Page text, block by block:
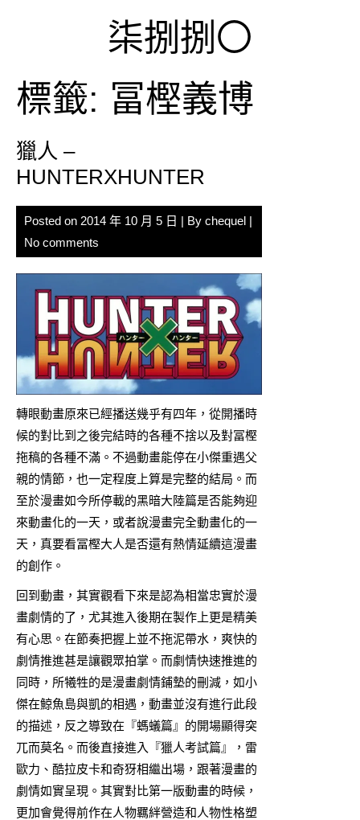
柒捌捌〇
標籤: 冨樫義博
獵人 –
HUNTERXHUNTER
Posted on 2014 年 10 月 5 日 | By chequel |
No comments
轉眼動畫原來已經播送幾乎有四年，從開播時
候的對比到之後完結時的各種不捨以及對冨樫
拖稿的各種不滿。不過動畫能停在小傑重遇父
親的情節，也一定程度上算是完整的結局。而
至於漫畫如今所停載的黑暗大陸篇是否能夠迎
來動畫化的一天，或者說漫畫完全動畫化的一
天，真要看冨樫大人是否還有熱情延續這漫畫
的創作。
回到動畫，其實觀看下來是認為相當忠實於漫
畫劇情的了，尤其進入後期在製作上更是精美
有心思。在節奏把握上並不拖泥帶水，爽快的
劇情推進甚是讓觀眾拍掌。而劇情快速推進的
同時，所犧牲的是漫畫劇情鋪墊的刪減，如小
傑在鯨魚島與凱的相遇，動畫並沒有進行此段
的描述，反之導致在『螞蟻篇』的開場顯得突
兀而莫名。而後直接進入『獵人考試篇』，雷
歐力、酷拉皮卡和奇犽相繼出場，跟著漫畫的
劇情如實呈現。其實對比第一版動畫的時候，
更加會覺得前作在人物羈絆營造和人物性格塑